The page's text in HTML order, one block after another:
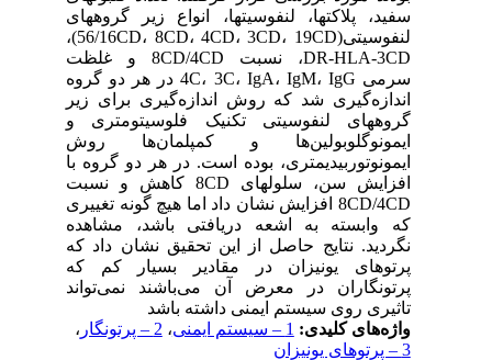
سفید، پلاکتها، لنفوسیتها، انواع زیر گروههای
لنفوسیتی(56/16CD، 8CD، 4CD، 3CD، 19CD)،
DR-HLA-3CD، نسبت 8CD/4CD و غلظت
سرمی 4C، 3C، IgA، IgM، IgG در هر دو گروه
اندازه‌گیری شد که روش اندازه‌گیری برای زیر
گروههای لنفوسیتی تکنیک فلوسیتومتری و
ایمونوگلوبولین‌ها و کمپلمان‌ها روش
ایمونوتوربیدیمتری، بوده است. در هر دو گروه با
افزایش سن، سلولهای 8CD کاهش و نسبت
8CD/4CD افزایش نشان داد اما هیچ گونه تغییری
که وابسته به اشعه دریافتی باشد، مشاهده
نگردید. نتایج حاصل از این تحقیق نشان داد که
پرتوهای یونیزان در مقادیر بسیار کم که
پرتونگاران در معرض آن می‌باشند نمی‌تواند
تاثیری روی سیستم ایمنی داشته باشد
واژه‌های کلیدی:1 – سیستم ایمنی ،2 – پرتونگار
،